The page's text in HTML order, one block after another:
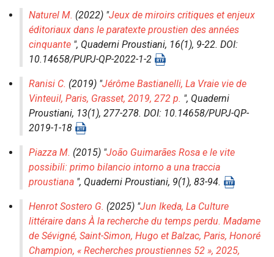
Naturel M. (2022) "Jeux de miroirs critiques et enjeux
éditoriaux dans le paratexte proustien des années
cinquante ", Quaderni Proustiani, 16(1), 9-22. DOI:
10.14658/PUPJ-QP-2022-1-2
Ranisi C. (2019) "Jérôme Bastianelli, La Vraie vie de
Vinteuil, Paris, Grasset, 2019, 272 p. ", Quaderni
Proustiani, 13(1), 277-278. DOI: 10.14658/PUPJ-QP-
2019-1-18
Piazza M. (2015) "João Guimarães Rosa e le vite
possibili: primo bilancio intorno a una traccia
proustiana ", Quaderni Proustiani, 9(1), 83-94.
Henrot Sostero G. (2025) "Jun Ikeda, La Culture
littéraire dans À la recherche du temps perdu. Madame
de Sévigné, Saint-Simon, Hugo et Balzac, Paris, Honoré
Champion, « Recherches proustiennes 52 », 2025,